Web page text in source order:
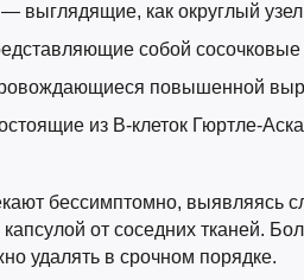
— выглядящие, как округлый
собой
повышенной
из В-клеток Гюртле-
бессимптомно, выявляясь
от соседних тканей.
удалять в срочном порядке.